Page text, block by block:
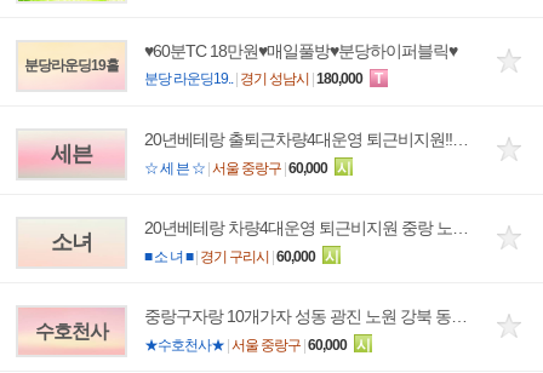
분당라운딩19홀
♥60분TC 18만원♥매일풀방♥분당하이퍼블릭♥
분당 라운딩19..| 경기 성남시 180,000 T
세븐
☆ 세 븐 ☆ 서울 중랑구 60,000 시
소녀
■ 소 녀 ■| 경기 구리시 60,000 시
수호천사
★수호천사★ 서울 중랑구 60,000 시